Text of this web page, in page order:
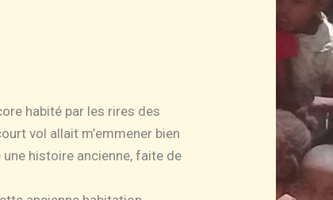
habité par les rires des
vol allait m’emmener bien
histoire ancienne, faite de